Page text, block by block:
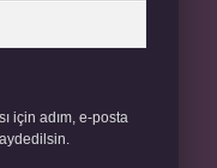
için adım, e-posta